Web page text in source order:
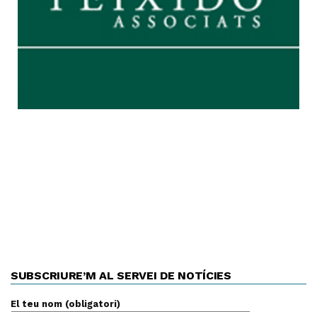
SUBSCRIURE’M AL SERVEI DE NOTÍCIES
El teu nom (obligatori)